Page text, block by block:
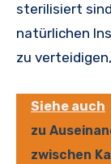
sterilisiert
natürlichen
zu
Siehe auch
zu
zwischen